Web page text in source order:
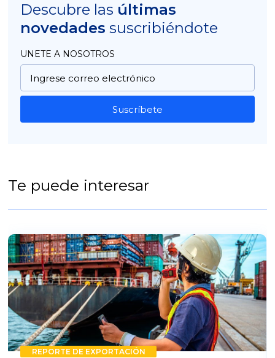
Descubre las últimas
novedades suscribiéndote
UNETE A NOSOTROS
Suscríbete
Te puede interesar
REPORTE DE EXPORTACIÓN